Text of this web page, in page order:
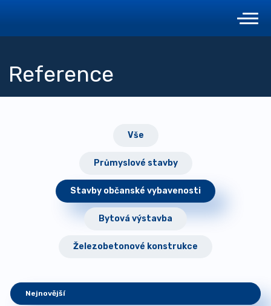
Reference
Vše
Průmyslové stavby
Stavby občanské vybavenosti
Bytová výstavba
Železobetonové konstrukce
Nejnovější